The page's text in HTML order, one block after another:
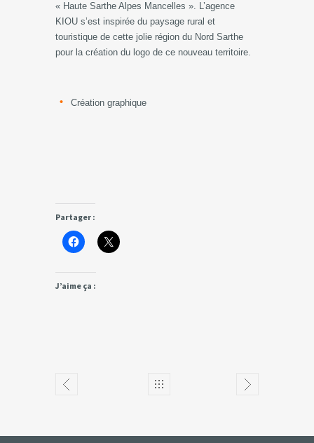
« Haute Sarthe Alpes Mancelles ». L’agence
KIOU s’est inspirée du paysage rural et
touristique de cette jolie région du Nord Sarthe
pour la création du logo de ce nouveau territoire.
Création graphique
Partager :
J’aime ça :